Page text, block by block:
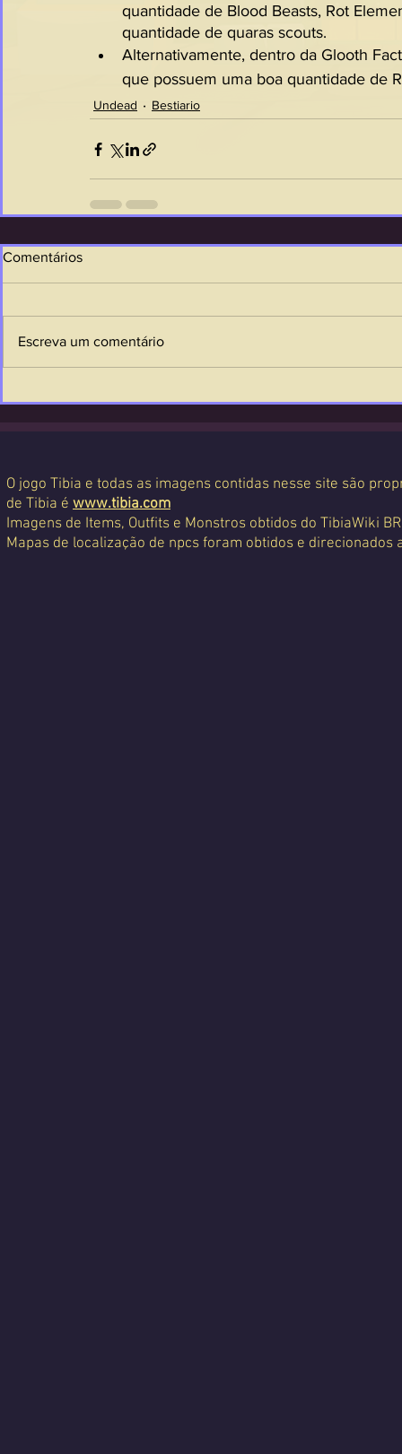
quantidade de Blood Beasts, Rot
quantidade de quaras scouts.
Alternativamente, dentro da Glooth
que possuem uma boa quantidade de
Undead Bestiario
Comentários
Escreva um comentário
O jogo Tibia e todas as imagens contidas nesse site são
de Tibia é www.tibia.com
Imagens de Items, Outfits e Monstros obtidos do TibiaWiki
Mapas de localização de npcs foram obtidos e direcionados